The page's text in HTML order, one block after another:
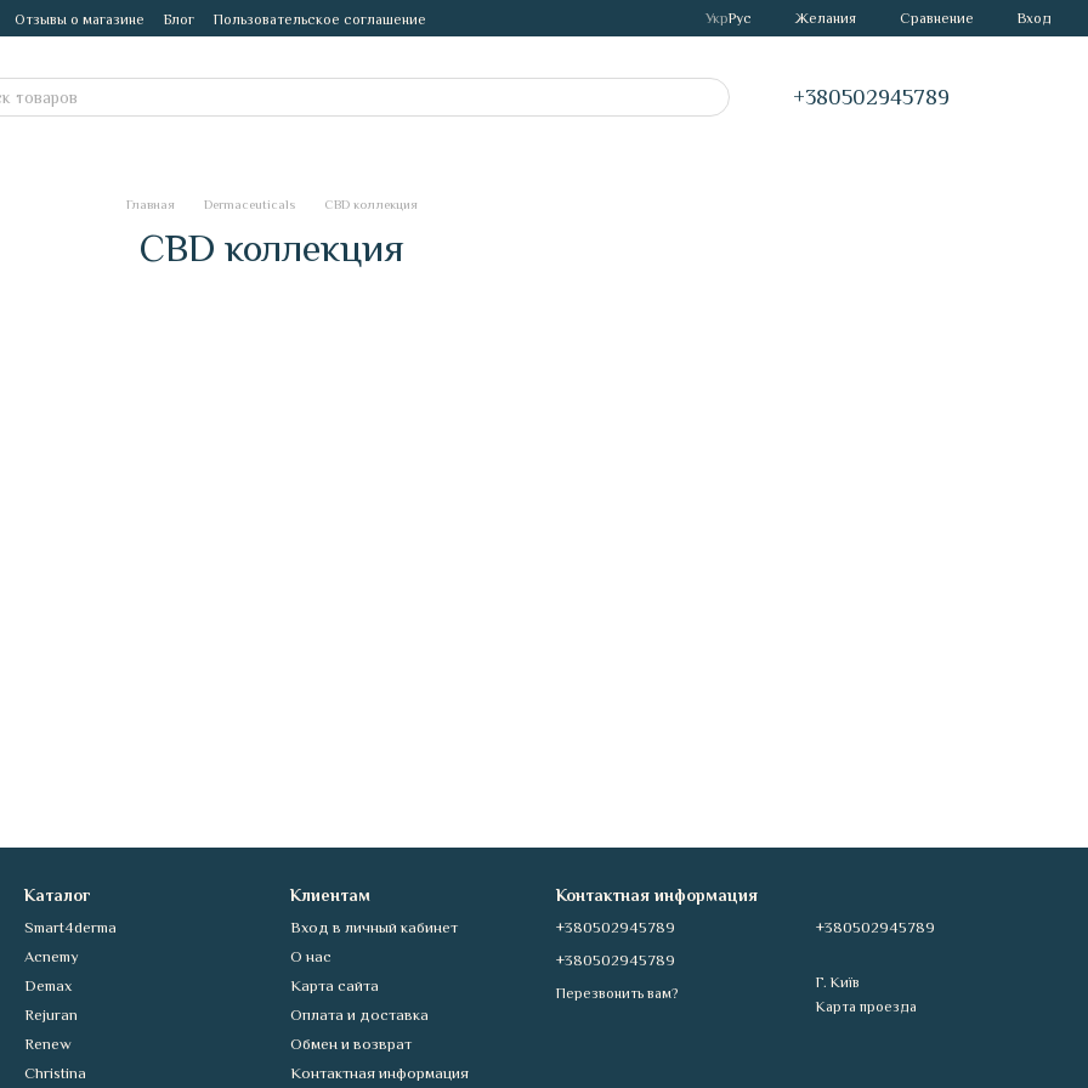
Отзывы о магазине Блог Пользовательское соглашение УкрРус Желания Сравнение Вход
+380502945789
Главная Dermaceuticals CBD коллекция
CBD коллекция
Каталог
Smart4derma
Acnemy
Demax
Rejuran
Renew
Christina
Клиентам
Вход в личный кабинет
О нас
Карта сайта
Оплата и доставка
Обмен и возврат
Контактная информация
Контактная информация
+380502945789
+380502945789
Перезвонить вам?
+380502945789
Г. Київ
Карта проезда